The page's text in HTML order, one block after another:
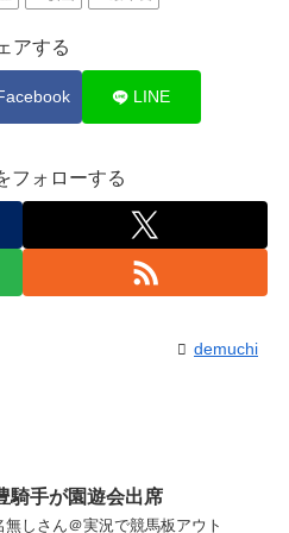
アする
LINE
フォローする
demuchi
騎手が園遊会出席
無しさん＠実況で競馬板アウト